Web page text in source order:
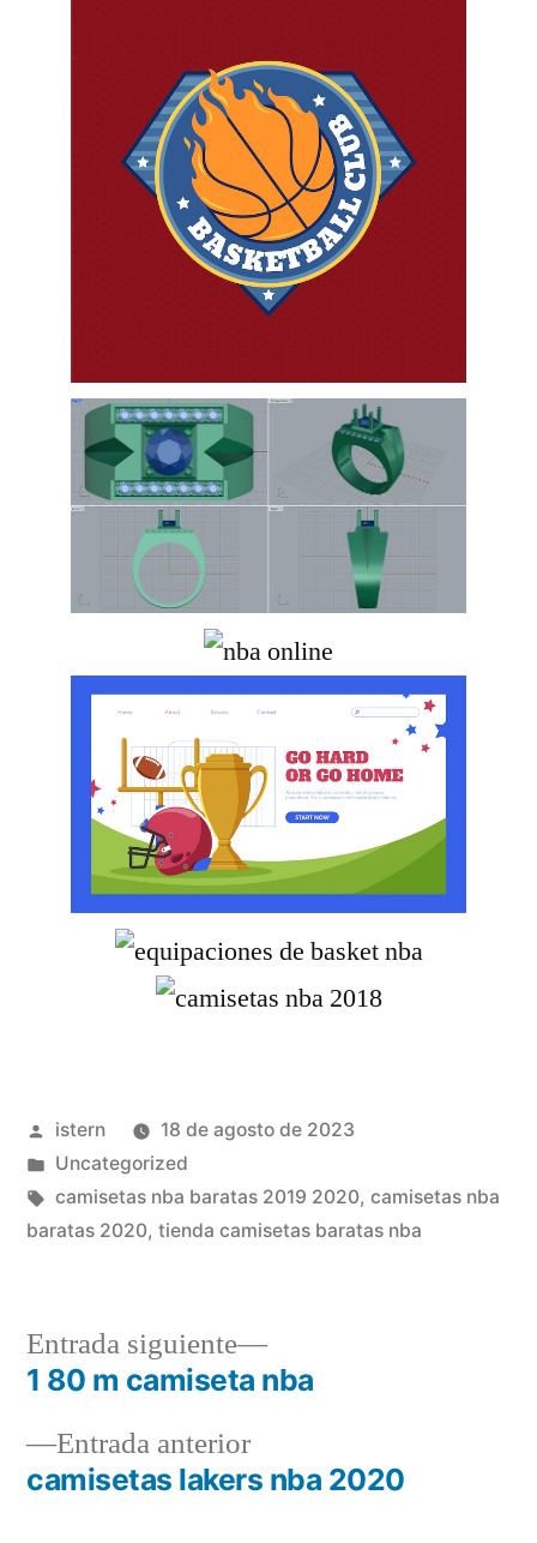
Publicado
por
istern
18 de agosto de 2023
Publicado
en
Uncategorized
Etiquetas:
camisetas nba baratas 2019 2020, camisetas nba
baratas 2020, tienda camisetas baratas nba
Navegación
deEntrada anteriorEntrada
anterior:
camisetas lakers nba 2020
Entrada siguiente
Entrada
siguiente:
1 80 m camiseta nba